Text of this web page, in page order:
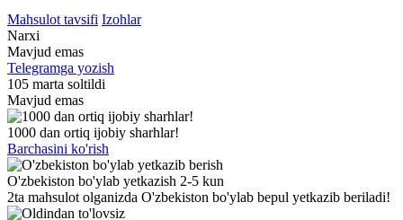
Mahsulot tavsifi Izohlar
Narxi
Mavjud emas
Telegramga yozish
105 marta soltildi
Mavjud emas
1000 dan ortiq ijobiy sharhlar!
Barchasini ko'rish
O'zbekiston bo'ylab yetkazish 2-5 kun
2ta mahsulot olganizda O'zbekiston bo'ylab bepul yetkazib beriladi!